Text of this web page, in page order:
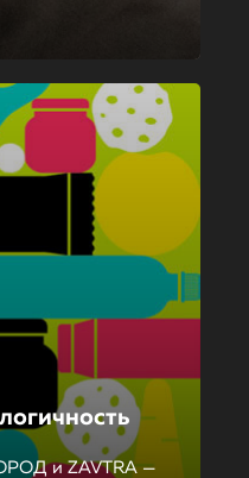
и ZAVTRA —